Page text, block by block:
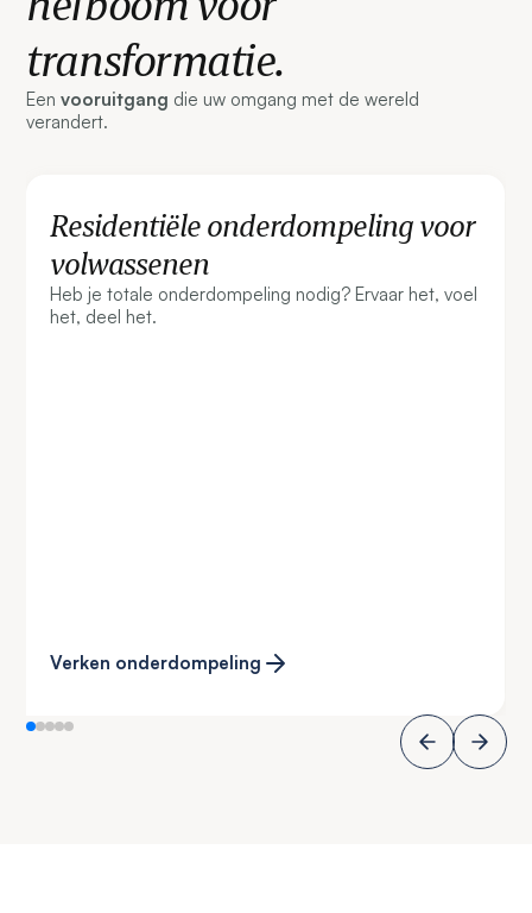
transformatie.
Eenvooruitgang die uw omgang met de wereld
verandert.
Residentiële onderdompeling voor
volwassenen
Heb je totale onderdompeling nodig? Ervaar het, voel
het, deel het.
Verken onderdompeling